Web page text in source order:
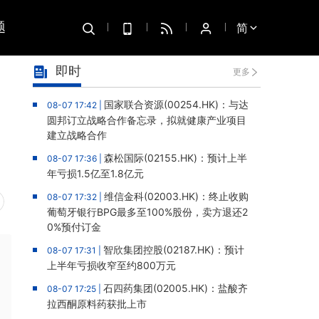
简
即时 更多
08-07 17:42 | 国家联合资源(00254.HK)：与达
圆邦订立战略合作备忘录，拟就健康产业项目
建立战略合作
08-07 17:36 | 森松国际(02155.HK)：预计上半
年亏损1.5亿至1.8亿元
08-07 17:32 | 维信金科(02003.HK)：终止收购
葡萄牙银行BPG最多至100%股份，卖方退还2
0%预付订金
08-07 17:31 | 智欣集团控股(02187.HK)：预计
上半年亏损收窄至约800万元
08-07 17:25 | 石四药集团(02005.HK)：盐酸齐
拉西酮原料药获批上市